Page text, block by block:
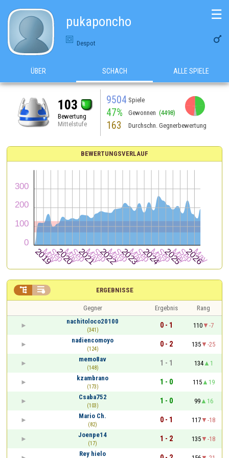
pukaponcho
Despot 
☰
ÜBER SCHACH ALLE SPIELE
103
Bewertung
Mittelstufe
9504 Spiele
47% Gewonnen (4498)
163 Durchschn. Gegnerbewertung
BEWERTUNGSVERLAUF
ERGEBNISSE
 
Gegner Ergebnis
Rang
nachitoloco20100
(341)
0 - 1 110
-7
nadiencomoyo
(124)
0 - 2 135
-25
memo8av
(148)
1 - 1 134
1
kzambrano
(173)
1 - 0 115
19
Csaba752
(103)
1 - 0 99
16
Mario Ch.
(82)
0 - 1 117
-18
Joenpe14
(17)
1 - 2 135
-18
Rey hielo